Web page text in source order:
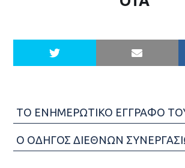
ΤΟ ΕΝΗΜΕΡΩΤΙΚΟ ΕΓΓΡΑΦΟ
Ο ΟΔΗΓΟΣ ΔΙΕΘΝΩΝ